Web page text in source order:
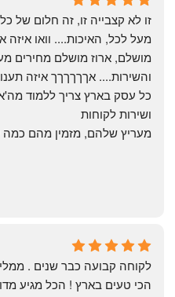
6 months ago
Shahaf Bendarker
6 months ago
זו לא קצבייה זו, זה חלום של
מושלם, ארוז מושלם מחירים
והשירות.... אךךךךךך איזה
ושירות לקוחות
מעריץ שלהם, מזמין מהם כמה